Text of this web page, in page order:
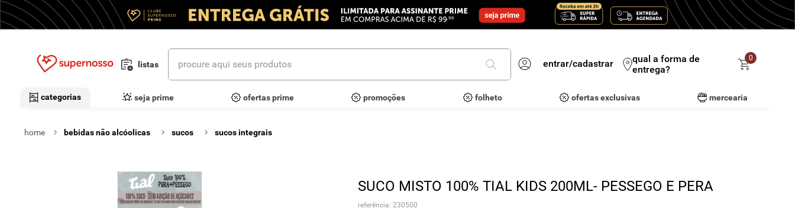
listas
procure aqui seus produtos
entrar/cadastrar
qual a forma de
entrega?
0
categorias seja prime ofertas prime promoções folheto ofertas exclusivas mercearia
bebidas não alcóolicas sucos sucos integrais
SUCO MISTO 100% TIAL KIDS 200ML- PESSEGO E PERA
referência:230500
termos mais buscados
leite
4º iogurte